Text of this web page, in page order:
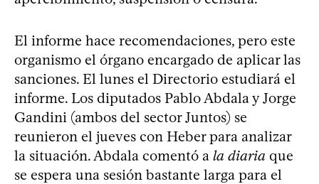
El informe hace recomendaciones, pero este
organismo el órgano encargado de aplicar las
sanciones. El lunes el Directorio estudiará el
informe. Los diputados Pablo Abdala y Jorge
Gandini (ambos del sector Juntos) se
reunieron el jueves con Heber para analizar
la situación. Abdala comentó a la diaria que
se espera una sesión bastante larga para el